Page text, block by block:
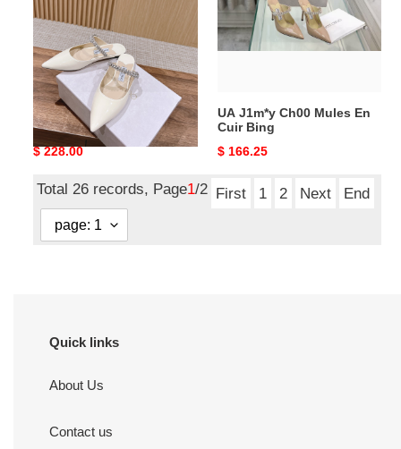
Mules
UA J1m*y Ch00 Bing
Mules
Original
$ 228.00
En
Cuir
Bing
UA J1m*y Ch00 Mules En
Cuir Bing
Original
$ 166.25
Total 26 records, Page1/2 First 1 2 Next End
Quick links
About Us
Contact us